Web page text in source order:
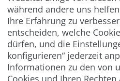
ZAHLUNG & VERSAND
während andere uns
Ihre Erfahrung zu
entscheiden, welche
dürfen, und die
konfigurieren“ jederzeit
Informationen zu den von
Cookies und Ihren